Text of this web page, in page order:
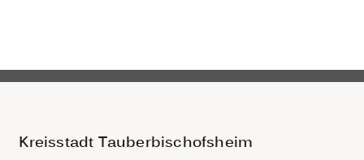
Kreisstadt Tauberbischofsheim